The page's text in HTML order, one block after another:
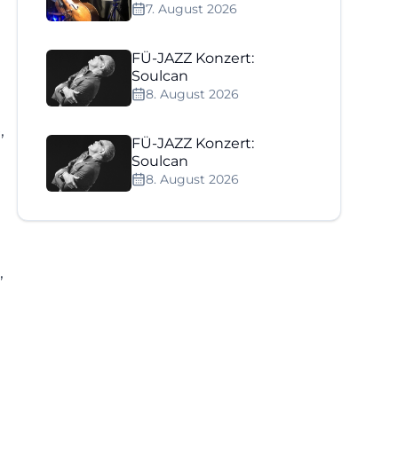
7. August 2026
FÜ-JAZZ Konzert:
Soulcan
8. August 2026
FÜ-JAZZ Konzert:
Soulcan
8. August 2026